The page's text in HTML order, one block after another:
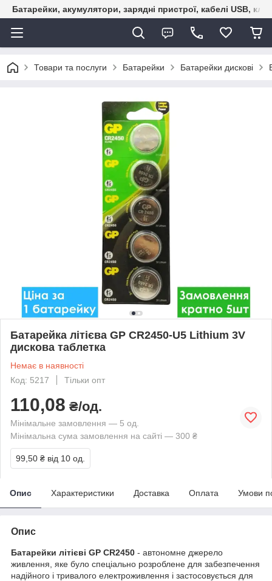
Батарейки, акумулятори, зарядні пристрої, кабелі USB,
Товари та послуги Батарейки Батарейки дискові
Батарейка літієва GP CR2450-U5 Lithium 3V
дискова таблетка
Немає в наявності
Код: 5217
Тільки опт
110,08 ₴/од.
Мінімальне замовлення — 5 од.
Мінімальна сума замовлення на сайті — 300 ₴
99,50 ₴ від 10 од.
Опис Характеристики Доставка Оплата Умови
Опис
Батарейки літієві GP CR2450 - автономне джерело
живлення, яке було спеціально розроблене для забезпечення
надійного і тривалого електроживлення і застосовується для